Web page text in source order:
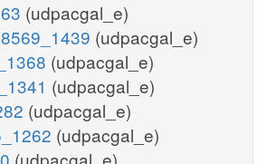
(udpacgal_e)
(udpacgal_e)
(udpacgal_e)
(udpacgal_e)
(udpacgal_e)
(udpacgal_e)
(udpacgal_e)